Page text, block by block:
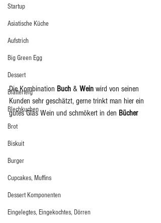
Startup
Asiatische Küche
Aufstrich
Big Green Egg
Dessert
Blätterteig
Blechkuchen
Brot
Biskuit
Burger
Cupcakes, Muffins
Dessert Komponenten
Eingelegtes, Eingekochtes, Dörren
Die Kombination Buch & Wein wird von seinen
Kunden sehr geschätzt, gerne trinkt man hier ein
gutes Glas Wein und schmökert in den Bücher